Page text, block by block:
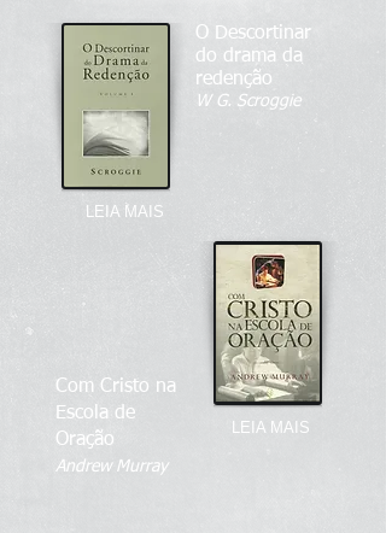
O Descortinar
do drama da
redenção
W G. Scroggie
LEIA MAIS
Com Cristo na
Escola de
Oração
Andrew Murray
LEIA MAIS